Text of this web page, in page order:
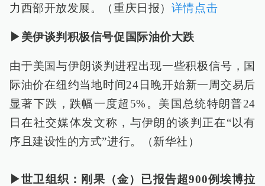
力西部开放发展。（重庆日报） 详情点击
▶美伊谈判积极信号促国际油价大跌
由于美国与伊朗谈判进程出现一些积极信号，国
际油价在纽约当地时间24日晚开始新一周交易后
显著下跌，跌幅一度超5%。美国总统特朗普24
日在社交媒体发文称，与伊朗的谈判正在“以有
序且建设性的方式”进行。（新华社）
▶世卫组织：刚果（金）已报告超900例埃博拉